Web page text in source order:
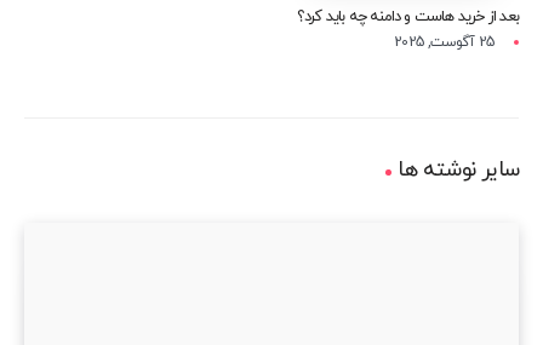
بعد از خرید هاست و دامنه چه باید کرد؟
25 آگوست, 2025
سایر نوشته ها